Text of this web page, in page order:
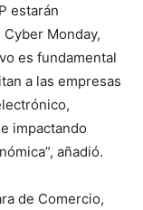
estarán
Monday,
es fundamental
a las empresas
impactando
añadió.
de Comercio,